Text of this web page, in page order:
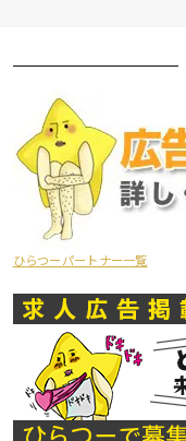
ひらつーパートナー一覧